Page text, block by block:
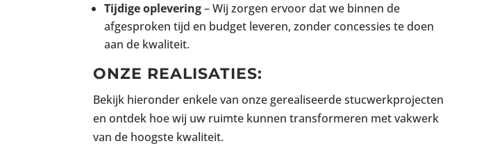
Tijdige oplevering– Wij zorgen ervoor dat we binnen de
afgesproken tijd en budget leveren, zonder concessies te doen
aan de kwaliteit.
ONZE REALISATIES:
Bekijk hieronder enkele van onze gerealiseerde stucwerkprojecten
en ontdek hoe wij uw ruimte kunnen transformeren met vakwerk
van de hoogste kwaliteit.